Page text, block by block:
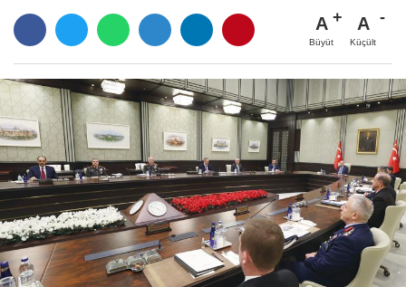
A
Büyüt
A
Küçült